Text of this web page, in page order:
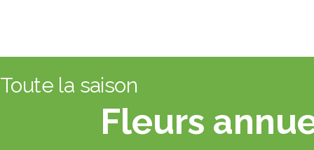
Fleurs
Toute la saison